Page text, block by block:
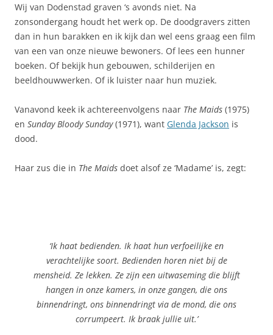
Wij van Dodenstad graven ‘s avonds niet. Na
zonsondergang houdt het werk op. De doodgravers zitten
dan in hun barakken en ik kijk dan wel eens graag een film
van een van onze nieuwe bewoners. Of lees een hunner
boeken. Of bekijk hun gebouwen, schilderijen en
beeldhouwwerken. Of ik luister naar hun muziek.
Vanavond keek ik achtereenvolgens naar The Maids (1975)
en Sunday Bloody Sunday(1971), want Glenda Jackson is
dood.
Haar zus die in The Maids doet alsof ze ‘Madame’ is, zegt:
‘Ik haat bedienden. Ik haat hun verfoeilijke en
verachtelijke soort. Bedienden horen niet bij de
mensheid. Ze lekken. Ze zijn een uitwaseming die blijft
hangen in onze kamers, in onze gangen, die ons
binnendringt, ons binnendringt via de mond, die ons
corrumpeert. Ik braak jullie uit.’